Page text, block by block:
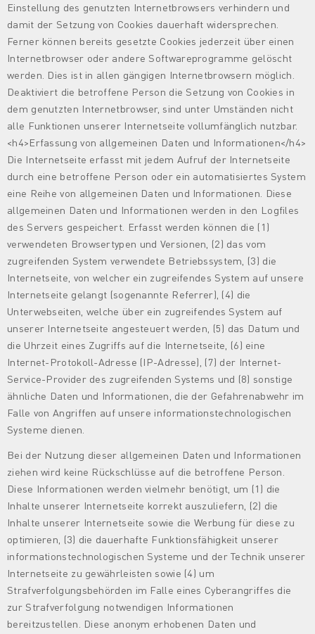
Einstellung des genutzten Internetbrowsers verhindern und
damit der Setzung von Cookies dauerhaft widersprechen.
Ferner können bereits gesetzte Cookies jederzeit über einen
Internetbrowser oder andere Softwareprogramme gelöscht
werden. Dies ist in allen gängigen Internetbrowsern möglich.
Deaktiviert die betroffene Person die Setzung von Cookies in
dem genutzten Internetbrowser, sind unter Umständen nicht
alle Funktionen unserer Internetseite vollumfänglich nutzbar.
<h4>Erfassung von allgemeinen Daten und Informationen</h4>
Die Internetseite erfasst mit jedem Aufruf der Internetseite
durch eine betroffene Person oder ein automatisiertes System
eine Reihe von allgemeinen Daten und Informationen. Diese
allgemeinen Daten und Informationen werden in den Logfiles
des Servers gespeichert. Erfasst werden können die (1)
verwendeten Browsertypen und Versionen, (2) das vom
zugreifenden System verwendete Betriebssystem, (3) die
Internetseite, von welcher ein zugreifendes System auf unsere
Internetseite gelangt (sogenannte Referrer), (4) die
Unterwebseiten, welche über ein zugreifendes System auf
unserer Internetseite angesteuert werden, (5) das Datum und
die Uhrzeit eines Zugriffs auf die Internetseite, (6) eine
Internet-Protokoll-Adresse (IP-Adresse), (7) der Internet-
Service-Provider des zugreifenden Systems und (8) sonstige
ähnliche Daten und Informationen, die der Gefahrenabwehr im
Falle von Angriffen auf unsere informationstechnologischen
Systeme dienen.
Bei der Nutzung dieser allgemeinen Daten und Informationen
ziehen wird keine Rückschlüsse auf die betroffene Person.
Diese Informationen werden vielmehr benötigt, um (1) die
Inhalte unserer Internetseite korrekt auszuliefern, (2) die
Inhalte unserer Internetseite sowie die Werbung für diese zu
optimieren, (3) die dauerhafte Funktionsfähigkeit unserer
informationstechnologischen Systeme und der Technik unserer
Internetseite zu gewährleisten sowie (4) um
Strafverfolgungsbehörden im Falle eines Cyberangriffes die
zur Strafverfolgung notwendigen Informationen
bereitzustellen. Diese anonym erhobenen Daten und